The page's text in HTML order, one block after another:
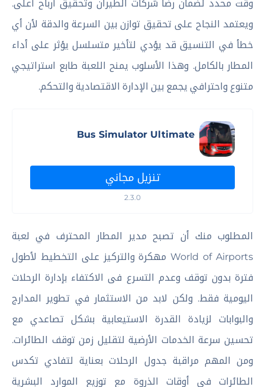
وقت محدد لضمان رضا شركات الطيران وتحقيق أرباح أعلى.
ويعتمد النجاح على تحقيق توازن بين السرعة والدقة لأن أي
خطأ في التنسيق قد يؤدي لتأخير متسلسل يؤثر على أداء
المطار بالكامل. وهذا الأسلوب يمنح اللعبة طابع استراتيجي
متنوع واحترافي يجمع بين الإدارة الاقتصادية والتحكم.
Bus Simulator Ultimate
تنزيل مجاني
2.3.0
المطلوب منك أن تصبح مدير المطار المحترف في لعبة
World of Airports مهكرة والتركيز على التخطيط لأطول
فترة بدون توقف وعدم التسرع فى الاكتفاء بإدارة الرحلات
اليومية فقط. ولكن لابد من الاستثمار في تطوير المدارج
والبوابات لزيادة القدرة الاستيعابية بشكل تصاعدي مع
تحسين سرعة الخدمات الأرضية لتقليل زمن توقف الطائرات.
ومن المهم مراقبة جدول الرحلات بعناية لتفادي تكدس
الطائرات في أوقات الذروة مع توزيع الموارد البشرية